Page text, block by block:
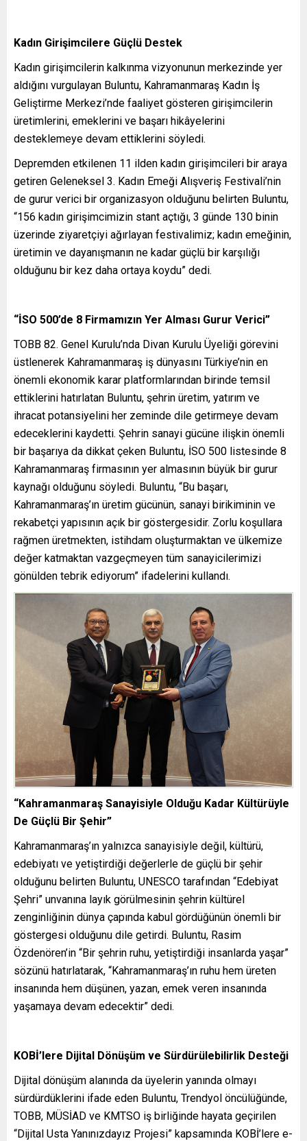
Kadın Girişimcilere Güçlü Destek
Kadın girişimcilerin kalkınma vizyonunun merkezinde yer
aldığını vurgulayan Buluntu, Kahramanmaraş Kadın İş
Geliştirme Merkezi’nde faaliyet gösteren girişimcilerin
üretimlerini, emeklerini ve başarı hikâyelerini
desteklemeye devam ettiklerini söyledi.
Depremden etkilenen 11 ilden kadın girişimcileri bir araya
getiren Geleneksel 3. Kadın Emeği Alışveriş Festivali’nin
de gurur verici bir organizasyon olduğunu belirten Buluntu,
“156 kadın girişimcimizin stant açtığı, 3 günde 130 binin
üzerinde ziyaretçiyi ağırlayan festivalimiz; kadın emeğinin,
üretimin ve dayanışmanın ne kadar güçlü bir karşılığı
olduğunu bir kez daha ortaya koydu” dedi.
“İSO 500’de 8 Firmamızın Yer Alması Gurur Verici”
TOBB 82. Genel Kurulu’nda Divan Kurulu Üyeliği görevini
üstlenerek Kahramanmaraş iş dünyasını Türkiye’nin en
önemli ekonomik karar platformlarından birinde temsil
ettiklerini hatırlatan Buluntu, şehrin üretim, yatırım ve
ihracat potansiyelini her zeminde dile getirmeye devam
edeceklerini kaydetti. Şehrin sanayi gücüne ilişkin önemli
bir başarıya da dikkat çeken Buluntu, İSO 500 listesinde 8
Kahramanmaraş firmasının yer almasının büyük bir gurur
kaynağı olduğunu söyledi. Buluntu, “Bu başarı,
Kahramanmaraş’ın üretim gücünün, sanayi birikiminin ve
rekabetçi yapısının açık bir göstergesidir. Zorlu koşullara
rağmen üretmekten, istihdam oluşturmaktan ve ülkemize
değer katmaktan vazgeçmeyen tüm sanayicilerimizi
gönülden tebrik ediyorum” ifadelerini kullandı.
“Kahramanmaraş Sanayisiyle Olduğu Kadar Kültürüyle
De Güçlü Bir Şehir”
Kahramanmaraş’ın yalnızca sanayisiyle değil, kültürü,
edebiyatı ve yetiştirdiği değerlerle de güçlü bir şehir
olduğunu belirten Buluntu, UNESCO tarafından “Edebiyat
Şehri” unvanına layık görülmesinin şehrin kültürel
zenginliğinin dünya çapında kabul gördüğünün önemli bir
göstergesi olduğunu dile getirdi. Buluntu, Rasim
Özdenören’in “Bir şehrin ruhu, yetiştirdiği insanlarda yaşar”
sözünü hatırlatarak, “Kahramanmaraş’ın ruhu hem üreten
insanında hem düşünen, yazan, emek veren insanında
yaşamaya devam edecektir” dedi.
KOBİ’lere Dijital Dönüşüm ve Sürdürülebilirlik Desteği
Dijital dönüşüm alanında da üyelerin yanında olmayı
sürdürdüklerini ifade eden Buluntu, Trendyol öncülüğünde,
TOBB, MÜSİAD ve KMTSO iş birliğinde hayata geçirilen
“Dijital Usta Yanınızdayız Projesi” kapsamında KOBİ’lere e-